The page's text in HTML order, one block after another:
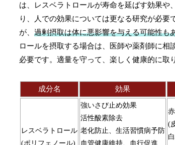
は、レスベラトロールが寿命を延ばす効果
り、人での効果については更なる研究が必
が、 過剰摂取は体に悪影響を与える可能性も
ロールを摂取する場合は、医師や薬剤師に
必要です。適量を守って、楽しく健康的に取
成分名 効果
レスベラトロール
(ポリフェノール)
強いさび止め効果
活性酸素除去
老化防止、生活習慣病予防
血管健康維持、血行促進
(